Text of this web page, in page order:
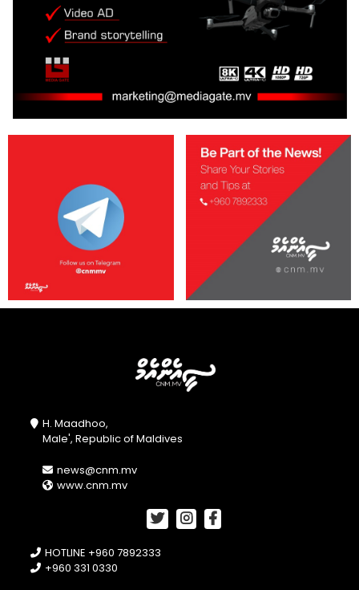
H. Maadhoo,
Male', Republic of Maldives
news@cnm.mv
www.cnm.mv
HOTLINE +960 7892333
+960 331 0330